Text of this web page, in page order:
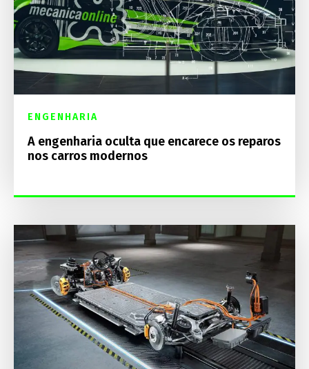
ENGENHARIA
A engenharia oculta que encarece os reparos
nos carros modernos